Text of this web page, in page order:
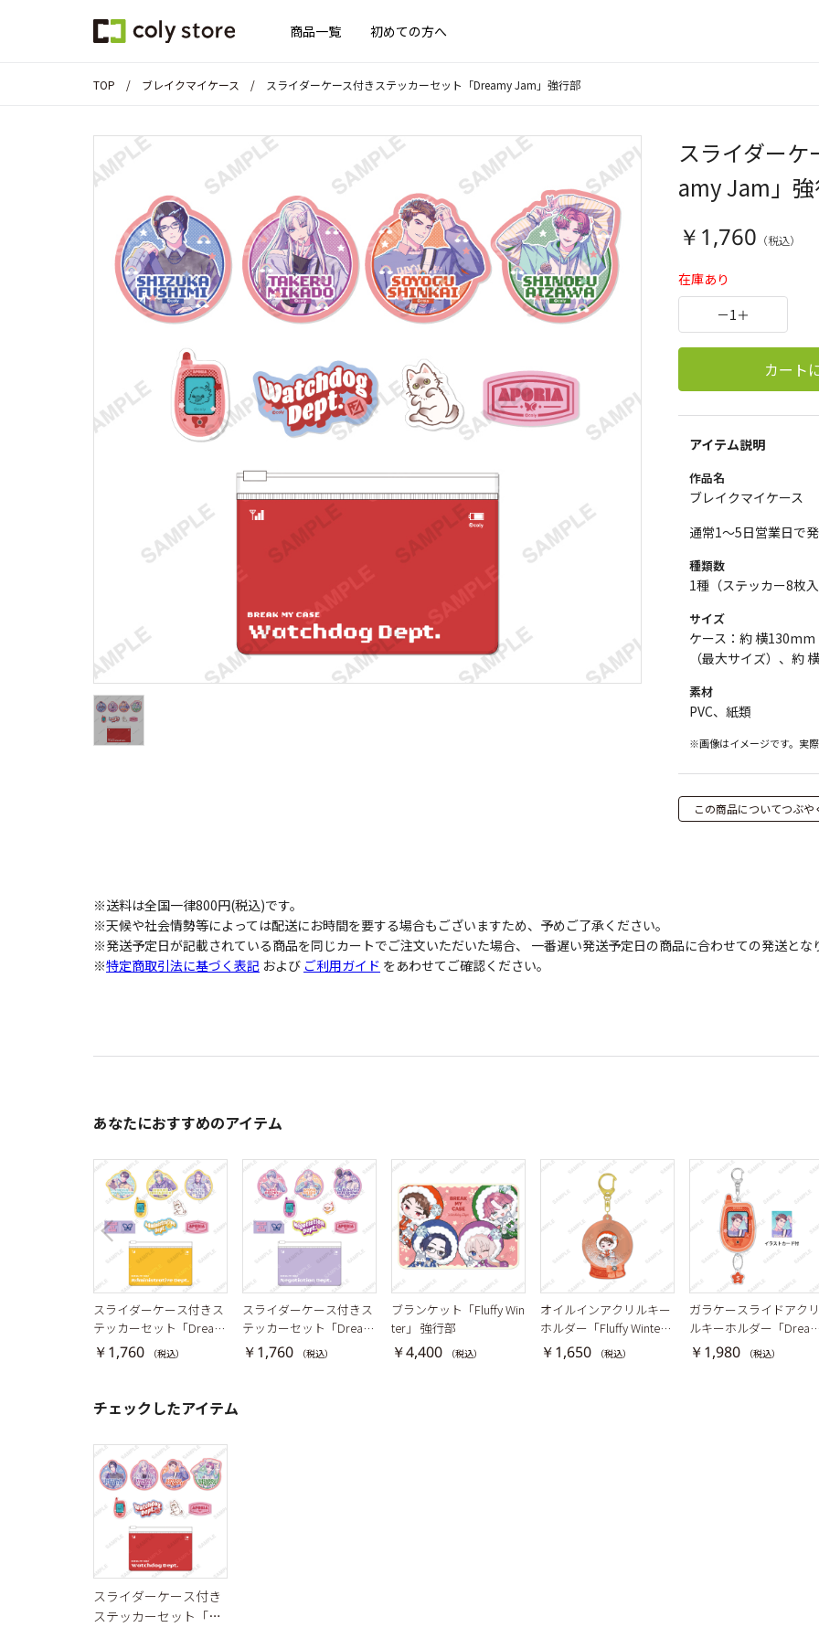
商品一覧 初めての方へ
TOP ブレイクマイケース スライダーケース付きステッカーセット「Dreamy Jam」強行部
スライダー
amy Jam」
￥1,760
在庫あり
－1＋
カート
アイテム説明
作品名
ブレイクマイケース
通常1～5日営業日で
種類数
1種（ステッカー8枚
サイズ
ケース：約 横
（最大サイズ）、
素材
PVC、紙類
※画像はイメージです。実
この商品についてつぶや
※送料は全国一律800円(税込)です。
※天候や社会情勢等によっては配送にお時間を要する場合もございますため、予めご了承ください。
※発送予定日が記載されている商品を同じカートでご注文いただいた場合、 一番遅い発送予定日の商品に合わせての発送とな
※特定商取引法に基づく表記 および ご利用ガイド をあわせてご確認ください。
あなたにおすすめのアイテム
スライダーケース付きス
テッカーセット「Dream
y Jam」管理部
￥1,760 （税込）
スライダーケース付きス
テッカーセット「Dream
y Jam」交渉部
￥1,760 （税込）
ブランケット「Fluffy Win
ter」 強行部
￥4,400 （税込）
オイルインアクリルキー
ホルダー「Fluffy Winte
r」新開戦
￥1,650 （税込）
ガラケースライドアクリ
ルキーホルダー「Dream
y Jam」新開戦
￥1,980 （税込）
チェックしたアイテム
スライダーケース付き
ステッカーセット「Dr